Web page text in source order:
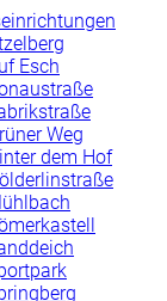
Esch
Weg
dem Hof